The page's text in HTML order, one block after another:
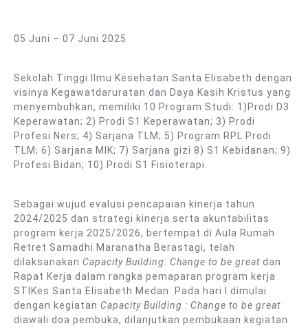
05 Juni – 07 Juni 2025
Sekolah Tinggi Ilmu Kesehatan Santa Elisabeth dengan
visinya Kegawatdaruratan dan Daya Kasih Kristus yang
menyembuhkan, memiliki 10 Program Studi: 1)Prodi D3
Keperawatan; 2) Prodi S1 Keperawatan; 3) Prodi
Profesi Ners; 4) Sarjana TLM; 5) Program RPL Prodi
TLM; 6) Sarjana MIK; 7) Sarjana gizi 8) S1 Kebidanan; 9)
Profesi Bidan; 10) Prodi S1 Fisioterapi.
Sebagai wujud evalusi pencapaian kinerja tahun
2024/2025 dan strategi kinerja serta akuntabilitas
program kerja 2025/2026, bertempat di Aula Rumah
Retret Samadhi Maranatha Berastagi, telah
dilaksanakan Capacity Building: Change to be great dan
Rapat Kerja dalam rangka pemaparan program kerja
STIKes Santa Elisabeth Medan. Pada hari I dimulai
dengan kegiatan Capacity Building : Change to be great
diawali doa pembuka, dilanjutkan pembukaan kegiatan